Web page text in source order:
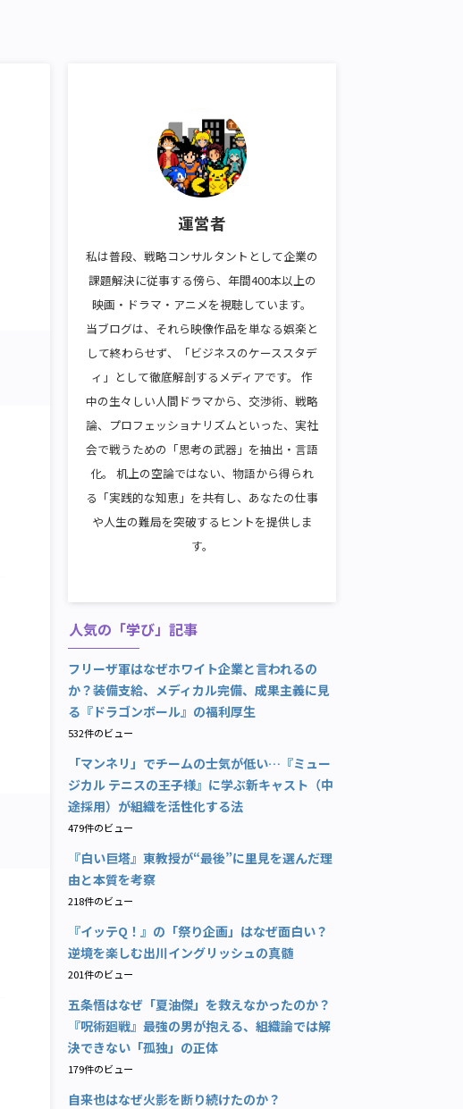
運営者
私は普段、戦略コンサルタントとして企業の
課題解決に従事する傍ら、年間400本以上の
映画・ドラマ・アニメを視聴しています。
当ブログは、それら映像作品を単なる娯楽と
して終わらせず、「ビジネスのケーススタデ
ィ」として徹底解剖するメディアです。 作
中の生々しい人間ドラマから、交渉術、戦略
論、プロフェッショナリズムといった、実社
会で戦うための「思考の武器」を抽出・言語
化。 机上の空論ではない、物語から得られ
る「実践的な知恵」を共有し、あなたの仕事
や人生の難局を突破するヒントを提供しま
す。
人気の「学び」記事
フリーザ軍はなぜホワイト企業と言われるの
か？装備支給、メディカル完備、成果主義に見
る『ドラゴンボール』の福利厚生
532件のビュー
「マンネリ」でチームの士気が低い…『ミュー
ジカル テニスの王子様』に学ぶ新キャスト（中
途採用）が組織を活性化する法
479件のビュー
『白い巨塔』東教授が“最後”に里見を選んだ理
由と本質を考察
218件のビュー
『イッテQ！』の「祭り企画」はなぜ面白い？
逆境を楽しむ出川イングリッシュの真髄
201件のビュー
五条悟はなぜ「夏油傑」を救えなかったのか？
『呪術廻戦』最強の男が抱える、組織論では解
決できない「孤独」の正体
179件のビュー
自来也はなぜ火影を断り続けたのか？